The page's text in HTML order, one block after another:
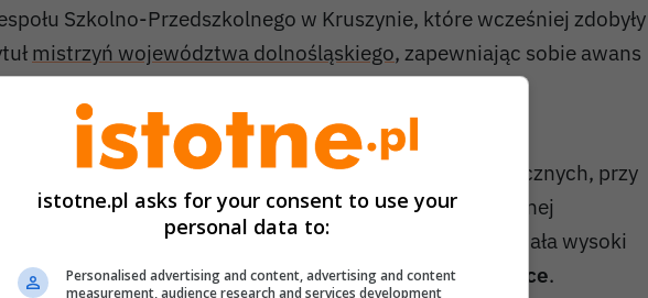
Szkolno-Przedszkolnego w Kruszynie, które wcześniej zdobyły
mistrzyń województwa dolnośląskiego, zapewniając sobie awans
finału ogólnopolskiego.
treneraMacieja Sawickiegorozegrały osiem
spotkań w trudnych warunkach atmosferycznych, przy
temperaturach przekraczających 30°C. Mimo silnej
i intensywnego turnieju, drużyna zaprezentowała wysoki
sportowy, ostatecznie zajmując8. miejsce w Polsce.
istotne.pl asks for your consent to use your
personal data to:
Personalised advertising and content, advertising and content
measurement, audience research and services development